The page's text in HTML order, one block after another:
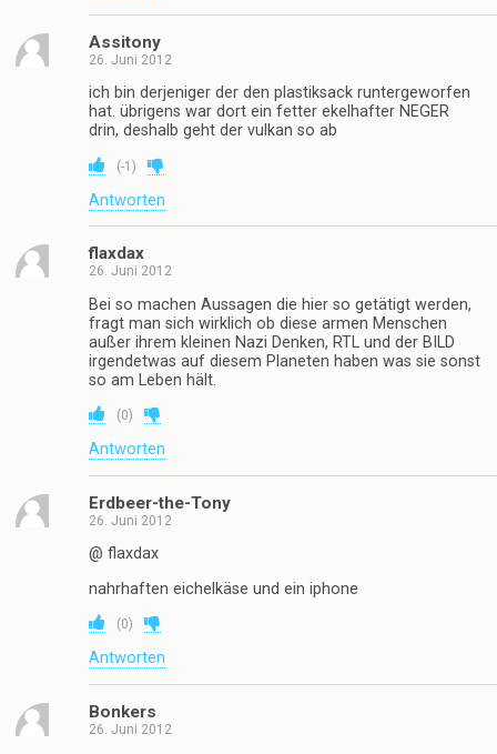
Assitony
26. Juni 2012
ich bin derjeniger der den plastiksack runtergeworfen
hat. übrigens war dort ein fetter ekelhafter NEGER
drin, deshalb geht der vulkan so ab
(-1 )
Antworten
flaxdax
26. Juni 2012
Bei so machen Aussagen die hier so getätigt werden,
fragt man sich wirklich ob diese armen Menschen
außer ihrem kleinen Nazi Denken, RTL und der BILD
irgendetwas auf diesem Planeten haben was sie sonst
so am Leben hält.
(0)
Antworten
Erdbeer-the-Tony
26. Juni 2012
@ flaxdax
nahrhaften eichelkäse und ein iphone
(0)
Antworten
Bonkers
26. Juni 2012